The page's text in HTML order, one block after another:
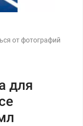
от фотографий
для